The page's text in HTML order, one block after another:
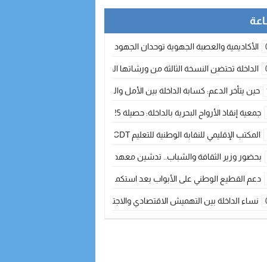
الأكاديمية والعصبة الجهوية توحدان الجهود لتطوير الممارسة الكروية بجهة
الداخلة تحتضن النسخة الثالثة من ورشاتها الدولية: تكوين متخصص في التراث
حين يتأخر الدعم: كسابة الداخلة بين الأمل والقلق ؟
جمعية إنقاذ الأرواح البحرية بالداخلة: حصيلة 2025 بين مهام الإنقاذ ومشروع “دار البحار”
المكتب الإقليمي للنقابة الوطنية للتعليم CDT يجتمع مع المدير الإقليمي لمناقشة ملفات جوهرية لنساء ورجال التعليم
بحضور وزير الثقافة والشباب.. تدشين معهد الموسيقى والفنون الكوريغرافية بالداخلة
دعم القطيع الوطني على الأبواب بعد استكمال الترقيم… الفلاحة المغربية
نساء الداخلة بين التهميش الاقتصادي والاجتماعي… في المؤسسات الإنتاجية